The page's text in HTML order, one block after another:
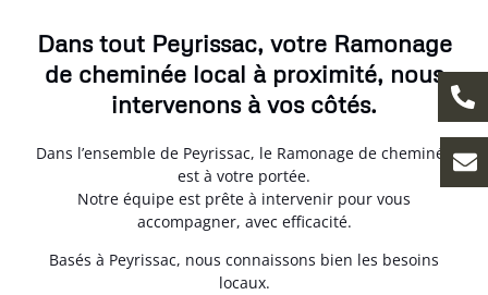
Dans tout Peyrissac, votre Ramonage
de cheminée local à proximité, nous
intervenons à vos côtés.
Dans l’ensemble de Peyrissac, le Ramonage de cheminée
est à votre portée.
Notre équipe est prête à intervenir pour vous
accompagner, avec efficacité.
Basés à Peyrissac, nous connaissons bien les besoins
locaux.